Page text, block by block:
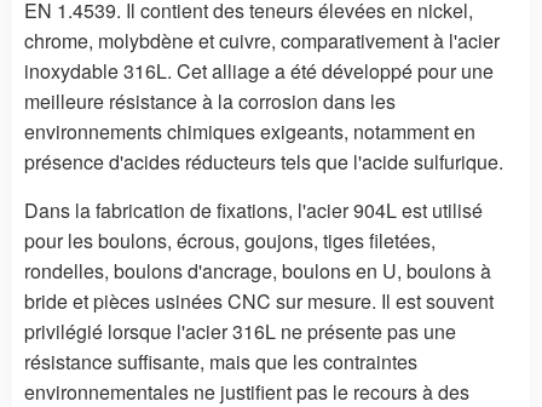
EN 1.4539. Il contient des teneurs élevées en nickel,
chrome, molybdène et cuivre, comparativement à l'acier
inoxydable 316L. Cet alliage a été développé pour une
meilleure résistance à la corrosion dans les
environnements chimiques exigeants, notamment en
présence d'acides réducteurs tels que l'acide sulfurique.
Dans la fabrication de fixations, l'acier 904L est utilisé
pour les boulons, écrous, goujons, tiges filetées,
rondelles, boulons d'ancrage, boulons en U, boulons à
bride et pièces usinées CNC sur mesure. Il est souvent
privilégié lorsque l'acier 316L ne présente pas une
résistance suffisante, mais que les contraintes
environnementales ne justifient pas le recours à des